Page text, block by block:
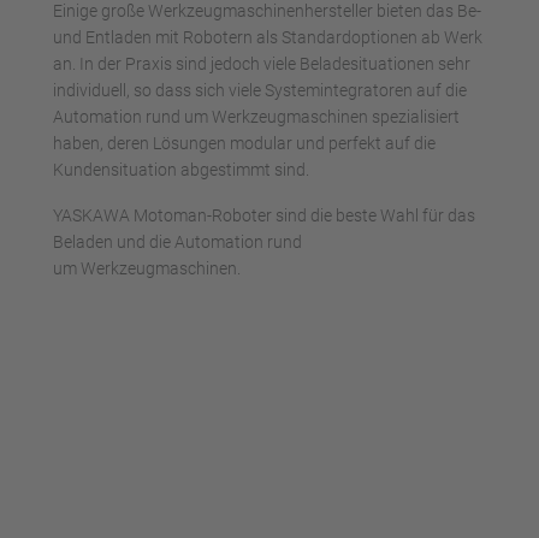
Einige große Werkzeugmaschinenhersteller bieten das Be-
und Entladen mit Robotern als Standardoptionen ab Werk
an. In der Praxis sind jedoch viele Beladesituationen sehr
individuell, so dass sich viele Systemintegratoren auf die
Automation rund um Werkzeugmaschinen spezialisiert
haben, deren Lösungen modular und perfekt auf die
Kundensituation abgestimmt sind.
YASKAWA Motoman-Roboter sind die beste Wahl für das
Beladen und die Automation rund
um Werkzeugmaschinen.